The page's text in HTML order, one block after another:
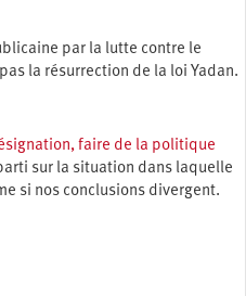
par la lutte contre le
la résurrection de la loi Yadan.
faire de la politique
sur la situation dans laquelle
si nos conclusions divergent.